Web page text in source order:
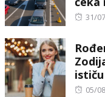
31/
05/